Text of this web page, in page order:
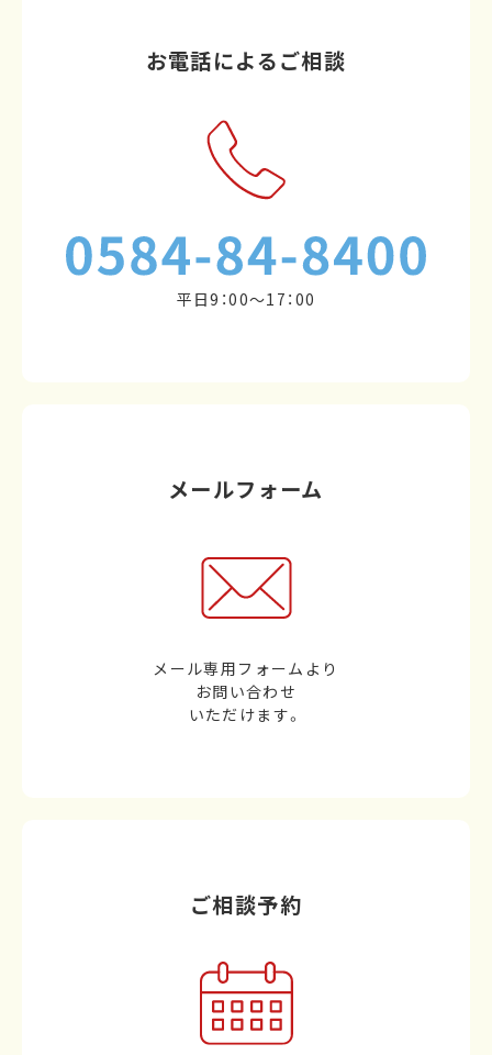
お電話によるご相談
平日9：00～17：00
メールフォーム
メール専用フォームより
お問い合わせ
いただけます。
ご相談予約